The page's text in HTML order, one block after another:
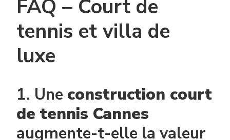
FAQ – Court de
tennis et villa de
luxe
1. Une construction court
de tennis Cannes
augmente-t-elle la valeur